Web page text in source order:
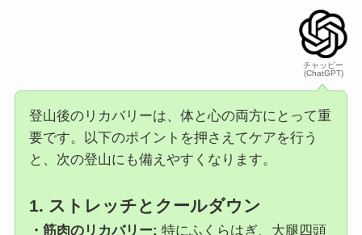
チャッピー
(ChatGPT)
登山後のリカバリーは、体と心の両方にとって重
要です。以下のポイントを押さえてケアを行う
と、次の登山にも備えやすくなります。
1. ストレッチとクールダウン
・筋肉のリカバリー: 特にふくらはぎ、大腿四頭